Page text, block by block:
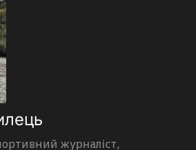
журналіст,